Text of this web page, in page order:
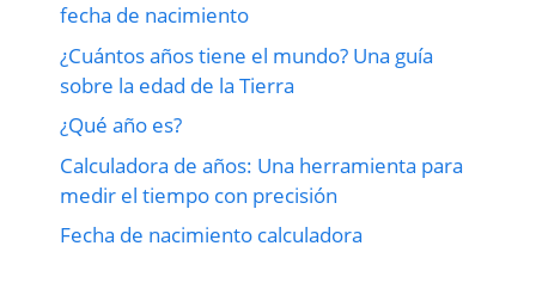
fecha de nacimiento
¿Cuántos años tiene el mundo? Una guía
sobre la edad de la Tierra
¿Qué año es?
Calculadora de años: Una herramienta para
medir el tiempo con precisión
Fecha de nacimiento calculadora